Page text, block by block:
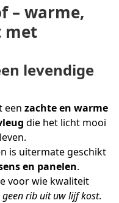
– warme,
met
levendige
een zachte en warme
die het licht mooi
is uitermate geschikt
en panelen.
voor wie kwaliteit
geen rib uit uw lijf kost.